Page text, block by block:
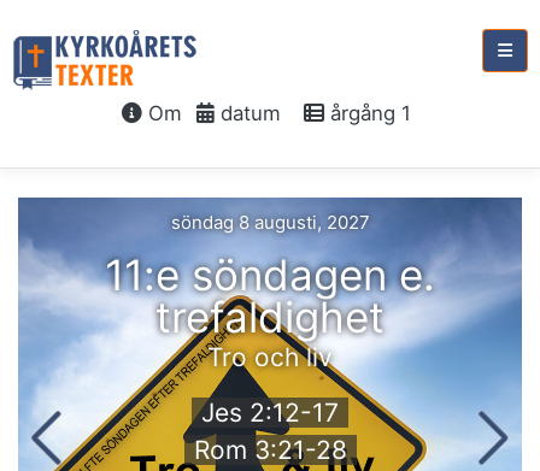
Om datum årgång 1
söndag 8 augusti, 2027
11:e söndagen e.
trefaldighet
Tro och liv
Jes 2:12-17
Rom 3:21-28